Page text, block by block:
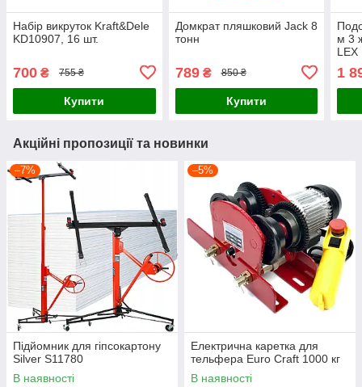
Набір викруток Kraft&Dele
KD10907, 16 шт.
700 ₴ 755 ₴
Купити
Домкрат пляшковий Jack 8
тонн
789₴ 850 ₴
Купити
м 3
LEX
1
Акційні пропозиції та новинки
–7%
Підйомник для гіпсокартону
Silver S11780
В наявності
–5%
Електрична каретка для
тельфера Euro Craft 1000 кг
В наявності